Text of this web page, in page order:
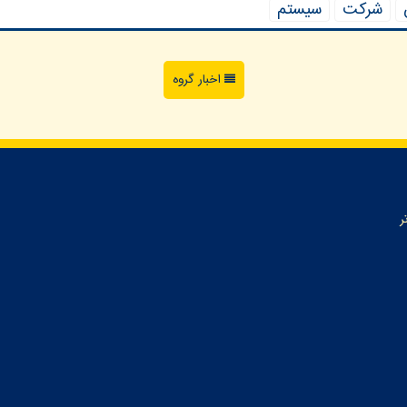
شركت سیستم
اخبار گروه